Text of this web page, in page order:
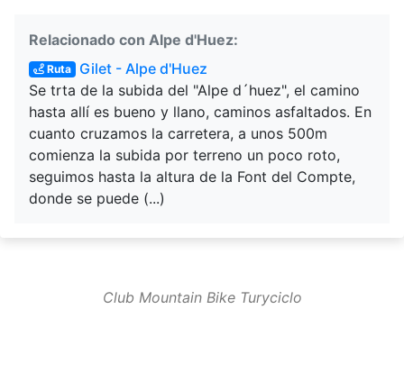
Relacionado con Alpe d'Huez:
Ruta Gilet - Alpe d'Huez
Se trta de la subida del "Alpe d´huez", el camino
hasta allí es bueno y llano, caminos asfaltados. En
cuanto cruzamos la carretera, a unos 500m
comienza la subida por terreno un poco roto,
seguimos hasta la altura de la Font del Compte,
donde se puede (...)
Club Mountain Bike Turyciclo